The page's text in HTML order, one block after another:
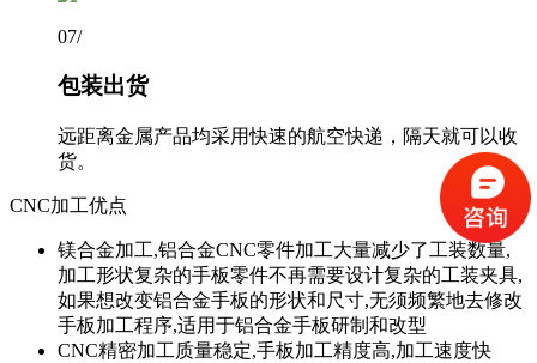
07/
包装出货
远距离金属产品均采用快速的航空快递，隔天就可以收
货。
CNC加工优点
镁合金加工,铝合金CNC零件加工大量减少了工装数量,
加工形状复杂的手板零件不再需要设计复杂的工装夹具,
如果想改变铝合金手板的形状和尺寸,无须频繁地去修改
手板加工程序,适用于铝合金手板研制和改型
CNC精密加工质量稳定,手板加工精度高,加工速度快